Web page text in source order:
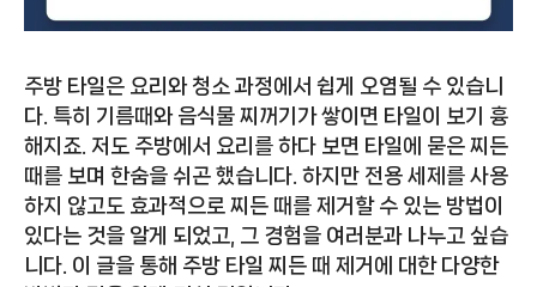
주방 타일은 요리와 청소 과정에서 쉽게 오염될 수 있습니
다. 특히 기름때와 음식물 찌꺼기가 쌓이면 타일이 보기 흉
해지죠. 저도 주방에서 요리를 하다 보면 타일에 묻은 찌든
때를 보며 한숨을 쉬곤 했습니다. 하지만 전용 세제를 사용
하지 않고도 효과적으로 찌든 때를 제거할 수 있는 방법이
있다는 것을 알게 되었고, 그 경험을 여러분과 나누고 싶습
니다. 이 글을 통해 주방 타일 찌든 때 제거에 대한 다양한